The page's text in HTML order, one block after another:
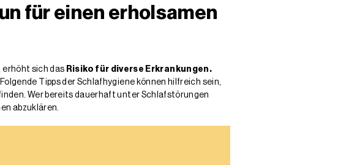
für einen erholsamen
erhöht sich das Risiko für diverse Erkrankungen.
.Folgende Tipps der Schlafhygiene können hilfreich sein,
Wer bereits dauerhaft unter Schlafstörungen
abzuklären.